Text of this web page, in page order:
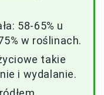
58-65% u
w roślinach.
takie
i wydalanie.